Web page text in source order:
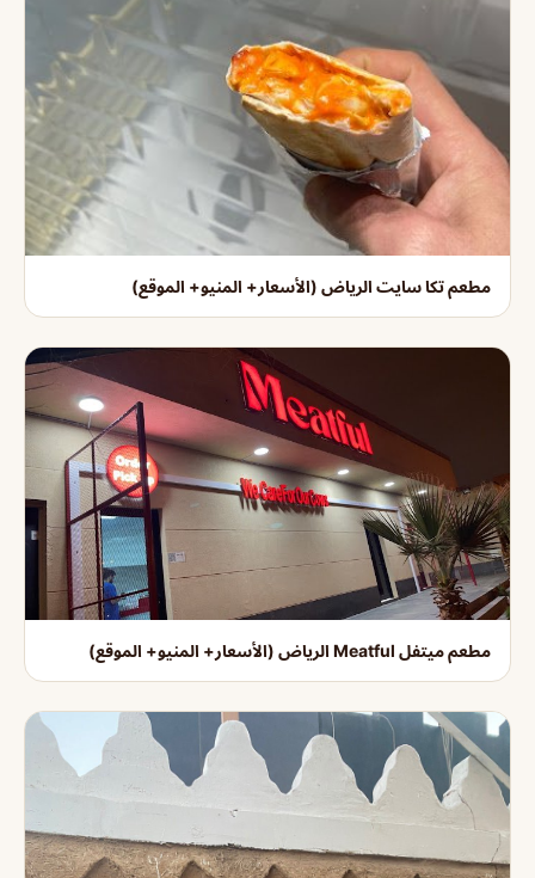
مطعم تكا سايت الرياض (الأسعار+ المنيو+ الموقع)
مطعم ميتفل Meatful الرياض (الأسعار+ المنيو+ الموقع)